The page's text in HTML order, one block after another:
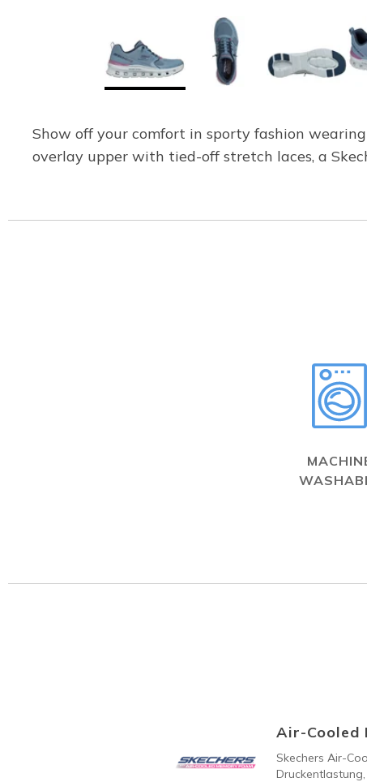
Show off your comfort in sporty fashion
overlay upper with tied-off stretch laces, a
Air-Cooled
Skechers Air-